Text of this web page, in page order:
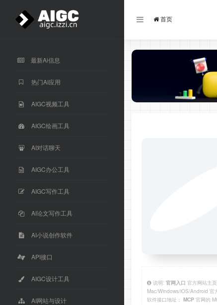
最新Ai信息
热门AI应用
AIGC视频工具
AIGC绘画工具
AI对话聊天
AIGC办公工具
AIGC写作工具
AI论文写作工具
AI小说创作软件
API接口
AIGC设计工具
AI网站与设计
首页
说明: 官网入口 官方网站主页
Mac/Windows/iOS/Android 官
软件接口地址； MCP 官网的